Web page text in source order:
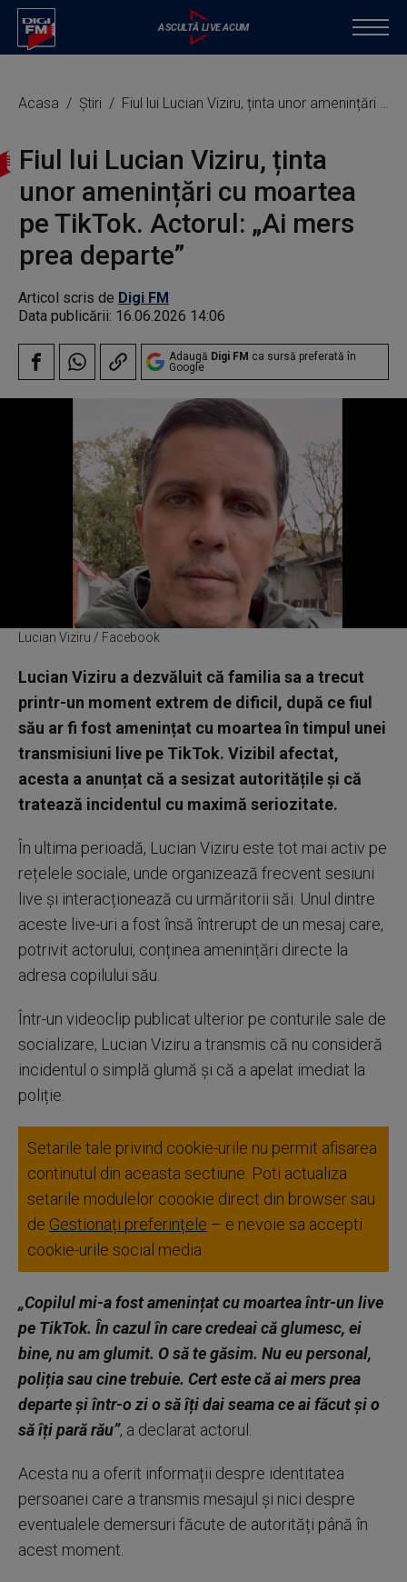
Acasa Știri Fiul lui Lucian Viziru, ținta unor amenințări cu moartea pe TikTok. Actorul: „Ai mers prea departe”
Fiul lui Lucian Viziru, ținta
unor amenințări cu moartea
pe TikTok. Actorul: „Ai mers
prea departe”
Articol scris de Digi FM
Data publicării: 16.06.2026 14:06
Adaugă Digi FM ca sursă preferată în
Google
Lucian Viziru / Facebook
Lucian Viziru a dezvăluit că familia sa a trecut
printr-un moment extrem de dificil, după ce fiul
său ar fi fost amenințat cu moartea în timpul unei
transmisiuni live pe TikTok. Vizibil afectat,
acesta a anunțat că a sesizat autoritățile și că
tratează incidentul cu maximă seriozitate.
În ultima perioadă, Lucian Viziru este tot mai activ pe
rețelele sociale, unde organizează frecvent sesiuni
live și interacționează cu urmăritorii săi. Unul dintre
aceste live-uri a fost însă întrerupt de un mesaj care,
potrivit actorului, conținea amenințări directe la
adresa copilului său.
Într-un videoclip publicat ulterior pe conturile sale de
socializare, Lucian Viziru a transmis că nu consideră
incidentul o simplă glumă și că a apelat imediat la
poliție.
Setarile tale privind cookie-urile nu permit afisarea
continutul din aceasta sectiune. Poti actualiza
setarile modulelor coookie direct din browser sau
de Gestionați preferințele – e nevoie sa accepti
cookie-urile social media
„Copilul mi-a fost amenințat cu moartea într-un live
pe TikTok. În cazul în care credeai că glumesc, ei
bine, nu am glumit. O să te găsim. Nu eu personal,
poliția sau cine trebuie. Cert este că ai mers prea
departe și într-o zi o să îți dai seama ce ai făcut și o
să îți pară rău”, a declarat actorul.
Acesta nu a oferit informații despre identitatea
persoanei care a transmis mesajul și nici despre
eventualele demersuri făcute de autorități până în
acest moment.